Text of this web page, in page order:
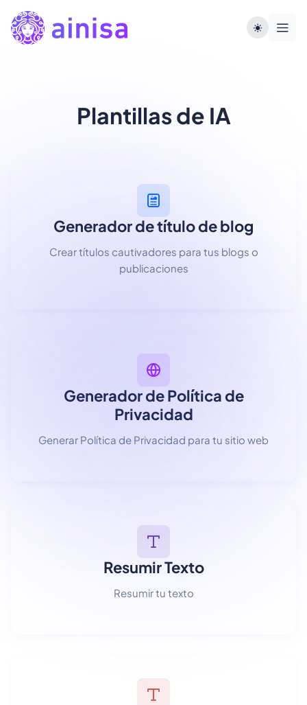
Plantillas de IA
Generador de título de blog
Crear títulos cautivadores para tus blogs o
publicaciones
Generador de Política de
Privacidad
Generar Política de Privacidad para tu sitio web
Resumir Texto
Resumir tu texto